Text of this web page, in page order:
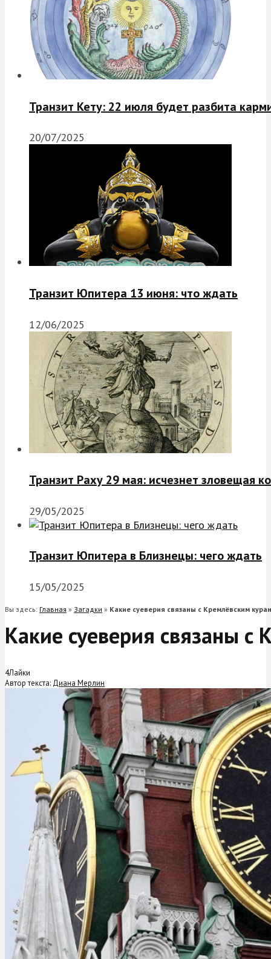
Транзит Кету: 22 июля будет разбита
20/07/2025
Транзит Юпитера 13 июня: что ждать
12/06/2025
Транзит Раху 29 мая: исчезнет зловещая
29/05/2025
Транзит Юпитера в Близнецы: чего ждать
15/05/2025
Вы здесь: Главная » Загадки » Какие суеверия связаны с Кремлёвским
Какие суеверия связаны
4Лайки
Автор текста: Диана Мерлин